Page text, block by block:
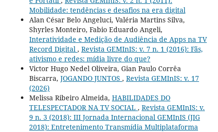
Mobilidade: tendências e desafios na era digital
Alan César Belo Angeluci, Valéria Martins Silva,
Shyrles Monteiro, Fabio Eduardo Angeli,
Interatividade e Medição de Audiência de Apps na TV
Record Digital , Revista GEMInIS: v. 7 n. 1 (2016): Fãs,
ativismo e redes: mídia livre do que?
Victor Hugo Nedel Oliveira, Gian Paulo Corrêa
Biscarra, JOGANDO JUNTOS , Revista GEMInIS: v. 17
(2026)
Melissa Ribeiro Almeida, HABILIDADES DO
TELESPECTADOR NA TV SOCIAL , Revista GEMInIS: v.
9 n. 3 (2018): III Jornada Internacional GEMInIS (JIG
2018): Entretenimento Transmídia Multiplataforma